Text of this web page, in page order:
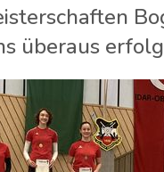
überaus